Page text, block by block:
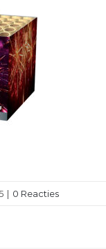
| 0 Reacties